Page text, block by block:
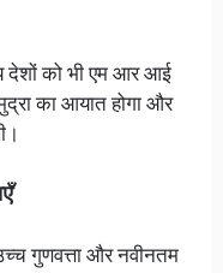
देशों को भी एम आर आई
का आयात होगा और
गुणवत्ता और नवीनतम